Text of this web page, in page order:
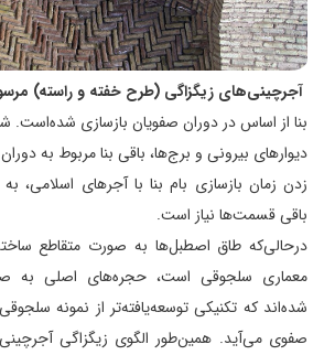
آجرچینی‌های زیگزاگی (طرح خفته و راسته)
بنا از اساس در دوران صفویان بازسازی شده‌است.
دیوارهای بیرونی و برج‌ها، باقی بنا مربوط به
زدن زمان بازسازی بام بنا با آجرهای
باقی قسمت‌ها نیاز است.
درحالی‌که طاق اصطبل‌ها به صورت متقاطع
معماری سلجوقی است، حجره‌های اصلی
شده‌اند که تکنیکی توسعه‌یافته‌تر از نمونه
صفوی می‌آید. همین‌طور الگوی زیگزاگی